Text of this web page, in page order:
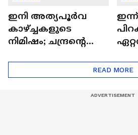
ഇനി അത്യപൂര്‍വ
കാഴ്ച്ചകളുടെ
നിമിഷം; ചന്ദ്രന്റെ
ഒറിയോണിന്റെ യാത്ര
ആരംഭിച്ചു
READ MORE